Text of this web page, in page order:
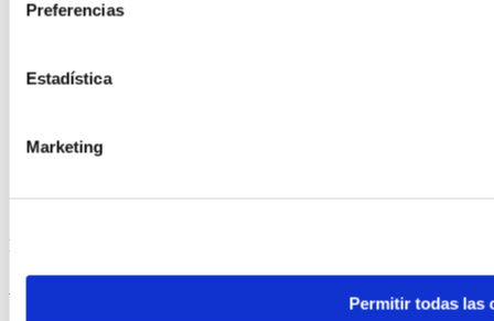
Preferencias
Estadística
Marketing
Permitir todas las
ELABORADA POR EL EQUIPO COREN